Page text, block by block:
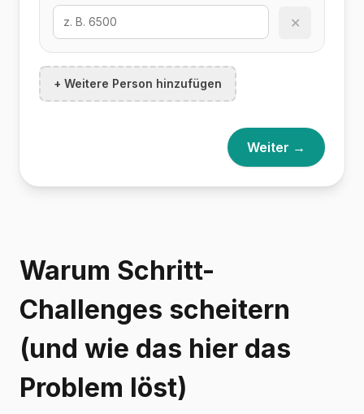
✕
+ Weitere Person hinzufügen
Weiter →
Warum Schritt-
Challenges scheitern
(und wie das hier das
Problem löst)